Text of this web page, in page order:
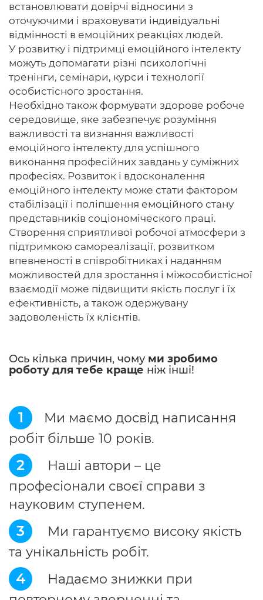
встановлювати довірчі відносини з
оточуючими і враховувати індивідуальні
відмінності в емоційних реакціях людей.
У розвитку і підтримці емоційного інтелекту
можуть допомагати різні психологічні
тренінги, семінари, курси і технології
особистісного зростання.
Необхідно також формувати здорове робоче
середовище, яке забезпечує розуміння
важливості та визнання важливості
емоційного інтелекту для успішного
виконання професійних завдань у суміжних
професіях. Розвиток і вдосконалення
емоційного інтелекту може стати фактором
стабілізації і поліпшення емоційного стану
представників соціономіческого праці.
Створення сприятливої робочої атмосфери з
підтримкою самореалізації, розвитком
впевненості в співробітниках і наданням
можливостей для зростання і міжособистісної
взаємодії може підвищити якість послуг і їх
ефективність, а також одержувану
задоволеність їх клієнтів.
Ось кілька причин, чому ми зробимо
роботу для тебе краще ніж інші!
1
Ми маємо досвід написання
робіт більше 10 років.
2
Наші автори – це
професіонали своєї справи з
науковим ступенем.
3
Ми гарантуємо високу якість
та унікальність робіт.
4
Надаємо знижки при